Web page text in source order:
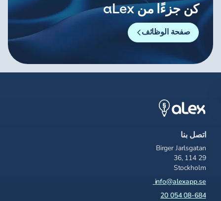
كن جزءًا من aLex
صفحة الوظائف
اتصل بنا
Birger Jarlsgatan
36, 114 29
Stockholm
info@alexapp.se
08-684 054 20